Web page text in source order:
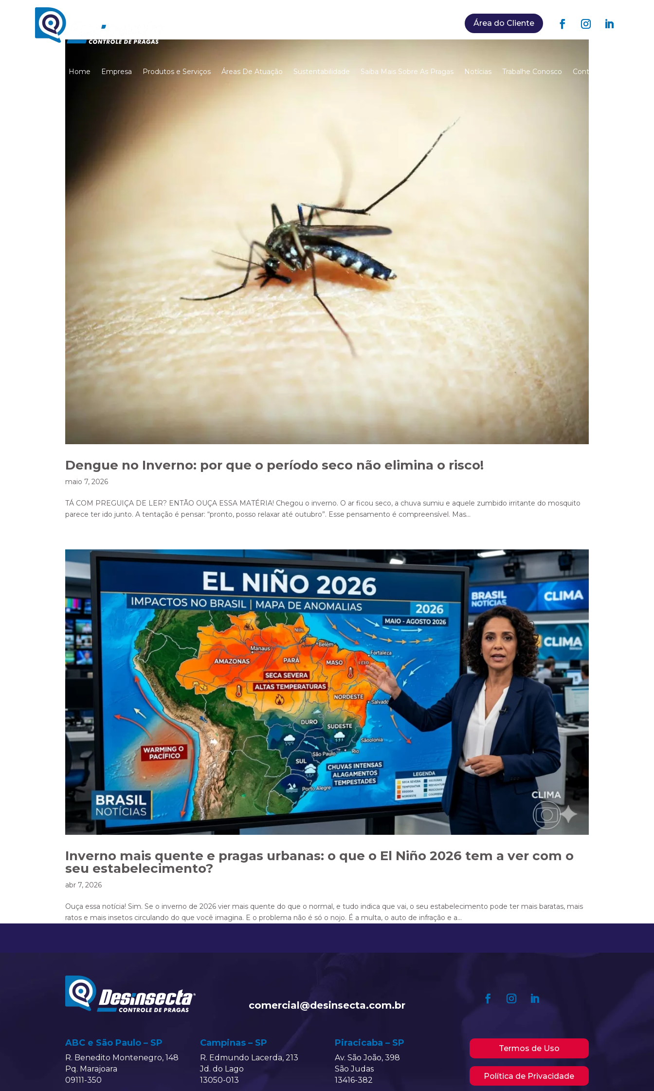
Área do Cliente
Home Empresa Produtos e Serviços Áreas De Atuação Sustentabilidade Saiba Mais Sobre As Pragas Notícias Trabalhe Conosco Contato
Dengue no Inverno: por que o período seco não elimina o risco!
maio 7, 2026
TÁ COM PREGUIÇA DE LER? ENTÃO OUÇA ESSA MATÉRIA! Chegou o inverno. O ar ficou seco, a chuva sumiu e aquele zumbido irritante do mosquito
parece ter ido junto. A tentação é pensar: “pronto, posso relaxar até outubro”. Esse pensamento é compreensível. Mas...
Inverno mais quente e pragas urbanas: o que o El Niño 2026 tem a ver com o
seu estabelecimento?
abr 7, 2026
Ouça essa notícia! Sim. Se o inverno de 2026 vier mais quente do que o normal, e tudo indica que vai, o seu estabelecimento pode ter mais baratas, mais
ratos e mais insetos circulando do que você imagina. E o problema não é só o nojo. É a multa, o auto de infração e a...
comercial@desinsecta.com.br
ABC e São Paulo – SP
R. Benedito Montenegro, 148
Pq. Marajoara
09111-350
Campinas – SP
R. Edmundo Lacerda, 213
Jd. do Lago
13050-013
Piracicaba – SP
Av. São João, 398
São Judas
13416-382
Termos de Uso
Política de Privacidade